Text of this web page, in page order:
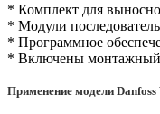
* Комплект для
* Модули
* Программное
* Включены монтажный
Применение модели